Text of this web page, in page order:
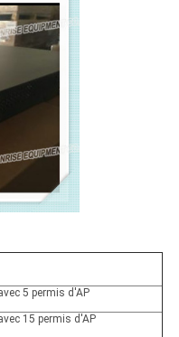
5 permis d'AP
15 permis d'AP